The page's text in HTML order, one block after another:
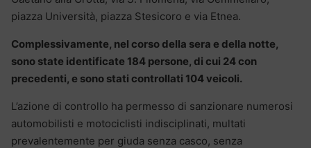
piazza Università, piazza Stesicoro e via Etnea.
Complessivamente, nel corso della sera e della notte,
sono state identificate 184 persone, di cui 24 con
precedenti, e sono stati controllati 104 veicoli.
L’azione di controllo ha permesso di sanzionare numerosi
automobilisti e motociclisti indisciplinati, multati
prevalentemente per giuda senza casco, senza